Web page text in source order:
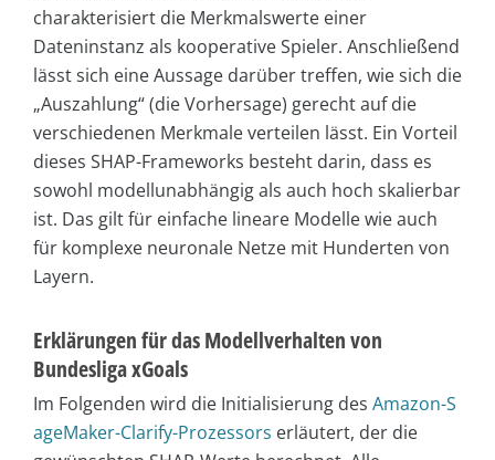
charakterisiert die Merkmalswerte einer
Dateninstanz als kooperative Spieler. Anschließend
lässt sich eine Aussage darüber treffen, wie sich die
„Auszahlung“ (die Vorhersage) gerecht auf die
verschiedenen Merkmale verteilen lässt. Ein Vorteil
dieses SHAP-Frameworks besteht darin, dass es
sowohl modellunabhängig als auch hoch skalierbar
ist. Das gilt für einfache lineare Modelle wie auch
für komplexe neuronale Netze mit Hunderten von
Layern.
Erklärungen für das Modellverhalten von
Bundesliga xGoals
Im Folgenden wird die Initialisierung des Amazon-S
ageMaker-Clarify-Prozessors erläutert, der die